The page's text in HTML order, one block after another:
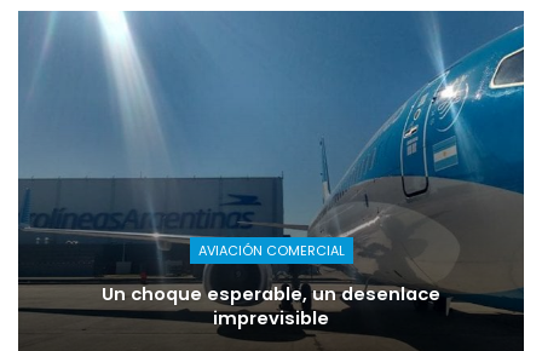
AVIACIÓN COMERCIAL
Un choque esperable, un desenlace
imprevisible